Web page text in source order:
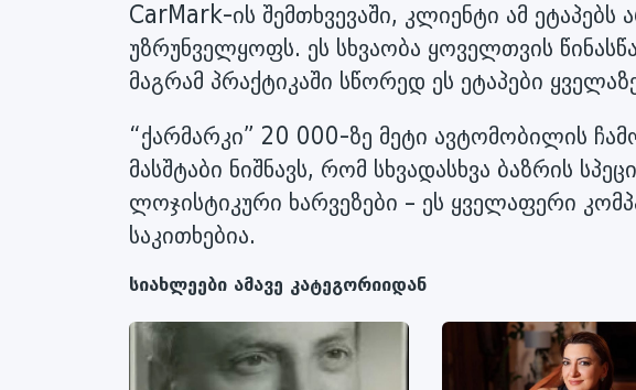
CarMark-ის შემთხვევაში, კლიენტი ამ
უზრუნველყოფს. ეს სხვაობა ყოველთვის
მაგრამ პრაქტიკაში სწორედ ეს ეტაპები
“ქარმარკი” 20 000-ზე მეტი ავტომობილის
მასშტაბი ნიშნავს, რომ სხვადასხვა ბაზრის
ლოჯისტიკური ხარვეზები – ეს ყველაფერი
საკითხებია.
სიახლეები ამავე კატეგორიიდან